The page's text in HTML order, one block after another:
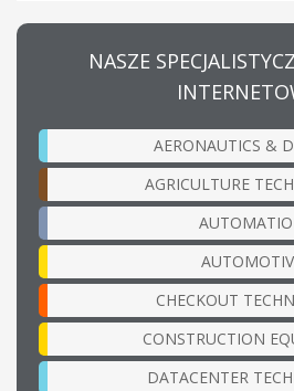
NASZE
AERONAUTICS &
AGRICULTURE
CHECKOUT
CONSTRUCTION
DATACENTER